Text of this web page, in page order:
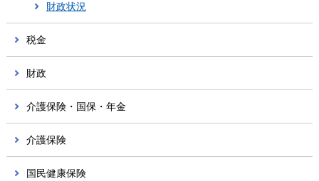
財政状況
税金
財政
介護保険・国保・年金
介護保険
国民健康保険